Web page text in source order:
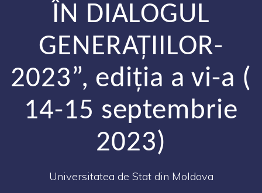
ÎN DIALOGUL
GENERAȚIILOR-
2023”, ediția a vi-a (
14-15 septembrie
2023)
Universitatea de Stat din Moldova